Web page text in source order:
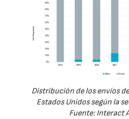
Distribución de los envíos
Estados Unidos según la
Fuente: Interact